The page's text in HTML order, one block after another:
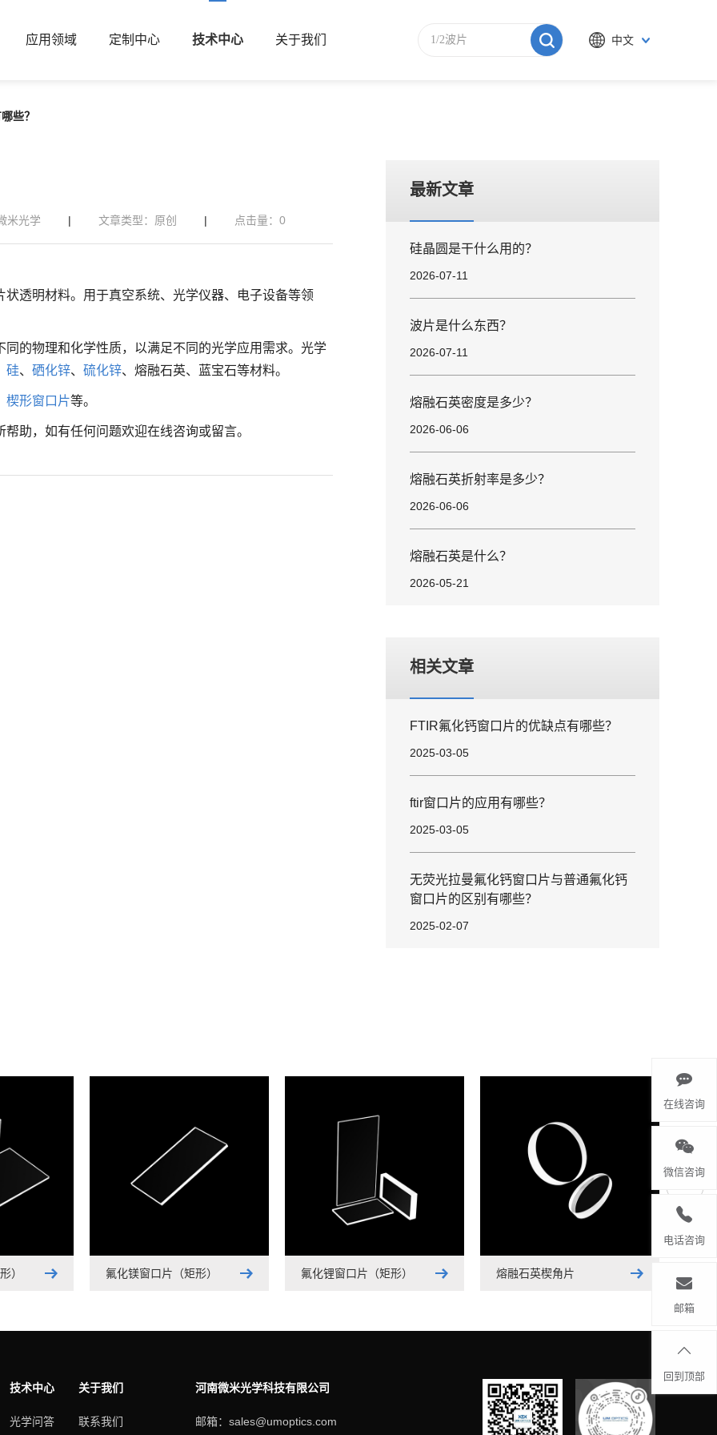
应用领域 定制中心 技术中心 关于我们 中文
些？
米光学 | 文章类型：原创 | 点击量： 0
透明材料。用于真空系统、光学仪器、电子设备等领
的物理和化学性质，以满足不同的光学应用需求。光学
硅、 硒化锌、 硫化锌、熔融石英、蓝宝石等材料。
楔形窗口片等。
助，如有任何问题欢迎在线咨询或留言。
最新文章
硅晶圆是干什么用的？
2026-07-11
波片是什么东西？
2026-07-11
熔融石英密度是多少？
2026-06-06
熔融石英折射率是多少？
2026-06-06
熔融石英是什么？
2026-05-21
相关文章
FTIR氟化钙窗口片的优缺点有哪些？
2025-03-05
ftir窗口片的应用有哪些？
2025-03-05
无荧光拉曼氟化钙窗口片与普通氟化钙
窗口片的区别有哪些？
2025-02-07
） 氟化镁窗口片（矩形） 氟化锂窗口片（矩形） 熔融石英楔角片
技术中心
光学问答
关于我们
联系我们
河南微米光学科技有限公司
邮箱：sales@umoptics.com
在线咨询
微信咨询
电话咨询
邮箱
回到顶部